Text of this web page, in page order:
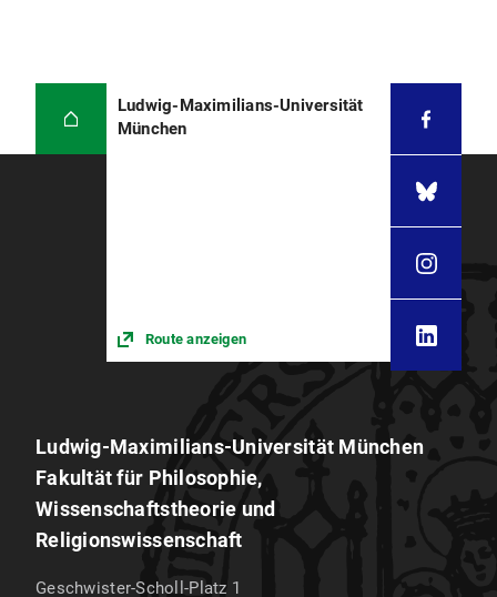
Ludwig-Maximilians-Universität
München
Route anzeigen
Ludwig-Maximilians-Universität München
Fakultät für Philosophie,
Wissenschaftstheorie und
Religionswissenschaft
Geschwister-Scholl-Platz 1